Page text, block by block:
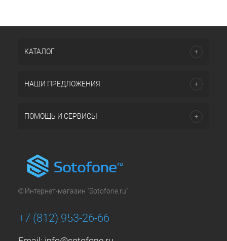
КАТАЛОГ
НАШИ ПРЕДЛОЖЕНИЯ
ПОМОЩЬ И СЕРВИСЫ
© Интернет-магазин "Sotofone.ru"
+7 (812) 953-26-66